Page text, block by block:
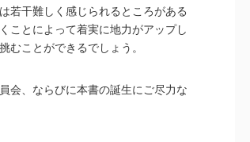
若干難しく感じられるところがある
ことによって着実に地力がアップし
むことができるでしょう。
会、ならびに本書の誕生にご尽力な